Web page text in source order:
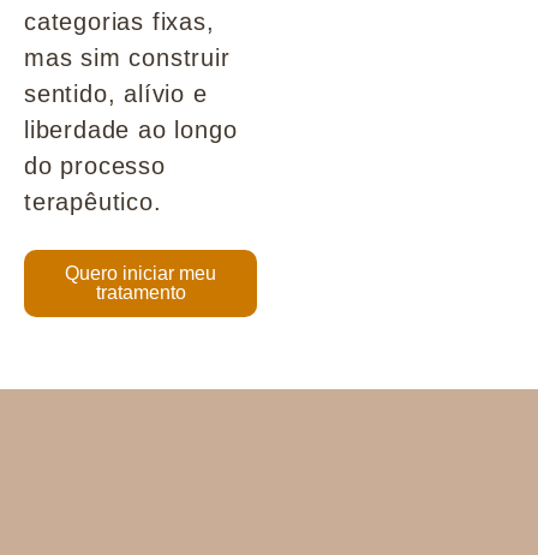
categorias fixas,
mas sim construir
sentido, alívio e
liberdade ao longo
do processo
terapêutico.
Quero iniciar meu
tratamento